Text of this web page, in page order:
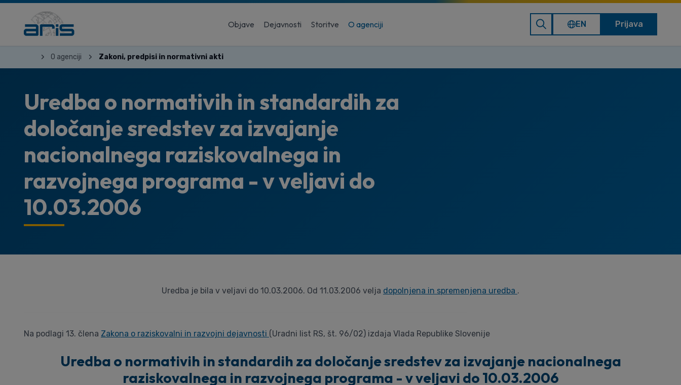
Objave Dejavnosti Storitve O agenciji EN Prijava
O agenciji Zakoni, predpisi in normativni akti
Uredba o normativih in standardih za
določanje sredstev za izvajanje
nacionalnega raziskovalnega in
razvojnega programa - v veljavi do
10.03.2006
Uredba je bila v veljavi do 10.03.2006. Od 11.03.2006 velja dopolnjena in spremenjena uredba .
Na podlagi 13. člena Zakona o raziskovalni in razvojni dejavnosti (Uradni list RS, št. 96/02) izdaja Vlada Republike Slovenije
Uredba o normativih in standardih za določanje sredstev za izvajanje nacionalnega
raziskovalnega in razvojnega programa - v veljavi do 10.03.2006